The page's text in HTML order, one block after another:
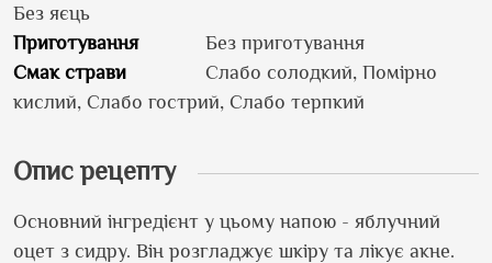
Без яєць
Приготування
Без приготування
Смак страви
Слабо солодкий, Помірно
кислий, Слабо гострий, Слабо терпкий
Опис рецепту
Основний інгредієнт у цьому напою - яблучний
оцет з сидру. Він розгладжує шкіру та лікує акне.